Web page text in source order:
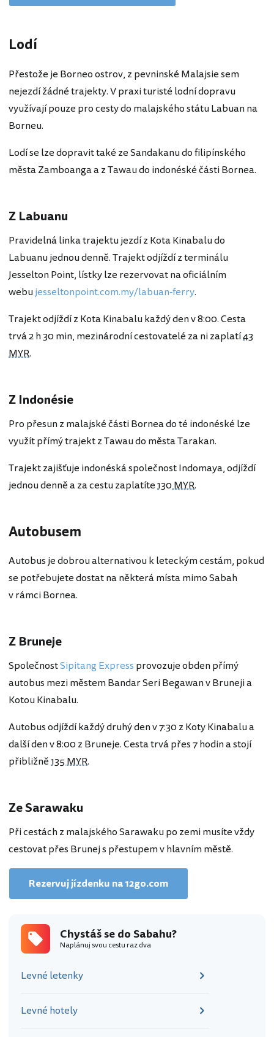
Lodí
Přestože je Borneo ostrov, z pevninské Malajsie sem
nejezdí žádné trajekty. V praxi turisté lodní dopravu
využívají pouze pro cesty do malajského státu Labuan na
Borneu.
Lodí se lze dopravit také ze Sandakanu do filipínského
města Zamboanga a z Tawau do indonéské části Bornea.
Z Labuanu
Pravidelná linka trajektu jezdí z Kota Kinabalu do
Labuanu jednou denně. Trajekt odjíždí z terminálu
Jesselton Point, lístky lze rezervovat na oficiálním
webujesseltonpoint.com.my/labuan-ferry.
Trajekt odjíždí z Kota Kinabalu každý den v 8:00. Cesta
trvá 2 h 30 min, mezinárodní cestovatelé za ni zaplatí43
MYR.
Z Indonésie
Pro přesun z malajské části Bornea do té indonéské lze
využít přímý trajekt z Tawau do města Tarakan.
Trajekt zajišťuje indonéská společnost Indomaya, odjíždí
jednou denně a za cestu zaplatíte130 MYR.
Autobusem
Autobus je dobrou alternativou k leteckým cestám, pokud
se potřebujete dostat na některá místa mimo Sabah
v rámci Bornea.
Z Bruneje
SpolečnostSipitang Express provozuje obden přímý
autobus mezi městem Bandar Seri Begawan v Bruneji a
Kotou Kinabalu.
Autobus odjíždí každý druhý den v 7:30 z Koty Kinabalu a
další den v 8:00 z Bruneje. Cesta trvá přes 7 hodin a stojí
přibližně135 MYR.
Ze Sarawaku
Při cestách z malajského Sarawaku po zemi musíte vždy
cestovat přes Brunej s přestupem v hlavním městě.
Rezervuj jízdenku na 12go.com
Chystáš se do Sabahu?
Naplánuj svou cestu raz dva
Levné letenky
Levné hotely